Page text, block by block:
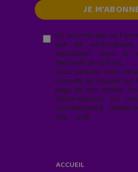
En soumettant ce
que les informations
exploitées* dans le
demande de contact.
Vous pouvez vous
moment en cliquant sur
page de nos emails.
d'informations sur
confidentialité,
site web
ACCUEIL